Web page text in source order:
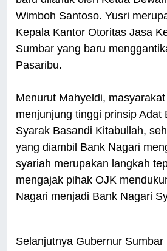
Wimboh Santoso. Yusri
Kepala Kantor Otoritas Jasa
Sumbar yang baru
Pasaribu.
Menurut Mahyeldi,
menjunjung tinggi prinsip Adat
Syarak Basandi Kitabullah,
yang diambil Bank Nagari
syariah merupakan langkah
mengajak pihak OJK
Nagari menjadi Bank Nagari
Selanjutnya Gubernur Sumbar